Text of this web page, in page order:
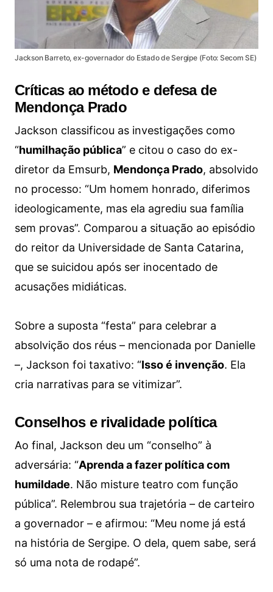
Jackson Barreto, ex-governador do Estado de Sergipe (Foto: Secom SE)
Críticas ao método e defesa de
Mendonça Prado
Jackson classificou as investigações como
“humilhação pública” e citou o caso do ex-
diretor da Emsurb, Mendonça Prado, absolvido
no processo: “Um homem honrado, diferimos
ideologicamente, mas ela agrediu sua família
sem provas”. Comparou a situação ao episódio
do reitor da Universidade de Santa Catarina,
que se suicidou após ser inocentado de
acusações midiáticas.
Sobre a suposta “festa” para celebrar a
absolvição dos réus – mencionada por Danielle
–, Jackson foi taxativo: “Isso é invenção. Ela
cria narrativas para se vitimizar”.
Conselhos e rivalidade política
Ao final, Jackson deu um “conselho” à
adversária: “Aprenda a fazer política com
humildade. Não misture teatro com função
pública”. Relembrou sua trajetória – de carteiro
a governador – e afirmou: “Meu nome já está
na história de Sergipe. O dela, quem sabe, será
só uma nota de rodapé”.